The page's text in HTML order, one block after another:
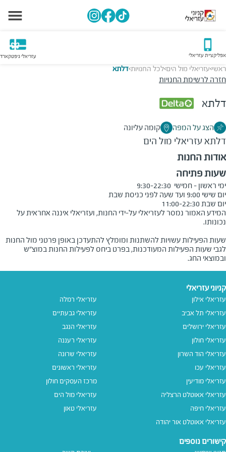
אפליקציית עזריאלי עזריאלי גיפטקארד
ראשי>עזריאלי מול הים>לכל החנויות>דלתא
חזרה לרשימת החנויות
דלתא
הצג על המפה קומה עליונה
דלתאעזריאלי מול הים
אודות החנות
שעות פתיחה
יום שבת 11:00-22:30
המידע האמור נמסר לעזריאלי על-ידי החנות, ועזריאלי איננה אחראית על
שעות הפעילות עשויות להשתנות ומומלץ להתעדכן באופן פרטני מול החנות
לגבי שעות הפעילות המעודכנות, בפרט ביחס לפעילות החנות במוצ"ש
ובמוצאי החג.
קניוני עזריאלי
עזריאלי אילון
עזריאלי תל אביב
עזריאלי ירושלים
עזריאלי חולון
עזריאלי הוד השרון
עזריאלי עכו
עזריאלי מודיעין
עזריאלי אאוטלט הרצליה
עזריאלי חיפה
עזריאלי אאוטלט אור יהודה
עזריאלי רמלה
עזריאלי גבעתיים
עזריאלי הנגב
עזריאלי רעננה
עזריאלי שרונה
עזריאלי ראשונים
מרכז העסקים חולון
עזריאלי מול הים
עזריאלי טאון
קישורים נוספים